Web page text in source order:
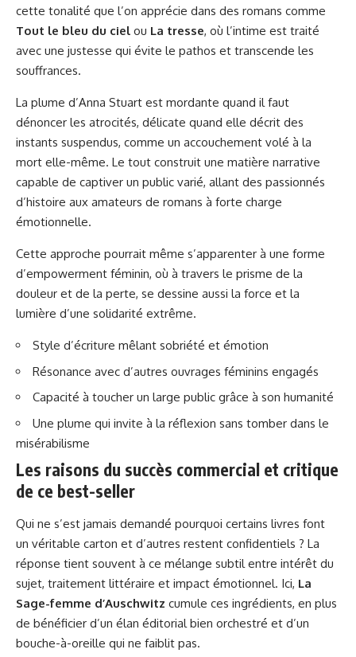
cette tonalité que l’on apprécie dans des romans comme
Tout le bleu du ciel ou La tresse, où l’intime est traité
avec une justesse qui évite le pathos et transcende les
souffrances.
La plume d’Anna Stuart est mordante quand il faut
dénoncer les atrocités, délicate quand elle décrit des
instants suspendus, comme un accouchement volé à la
mort elle-même. Le tout construit une matière narrative
capable de captiver un public varié, allant des passionnés
d’histoire aux amateurs de romans à forte charge
émotionnelle.
Cette approche pourrait même s’apparenter à une forme
d’empowerment féminin, où à travers le prisme de la
douleur et de la perte, se dessine aussi la force et la
lumière d’une solidarité extrême.
Style d’écriture mêlant sobriété et émotion
Résonance avec d’autres ouvrages féminins engagés
Capacité à toucher un large public grâce à son humanité
Une plume qui invite à la réflexion sans tomber dans le
misérabilisme
Les raisons du succès commercial et critique
de ce best-seller
Qui ne s’est jamais demandé pourquoi certains livres font
un véritable carton et d’autres restent confidentiels ? La
réponse tient souvent à ce mélange subtil entre intérêt du
sujet, traitement littéraire et impact émotionnel. Ici, La
Sage-femme d’Auschwitz cumule ces ingrédients, en plus
de bénéficier d’un élan éditorial bien orchestré et d’un
bouche-à-oreille qui ne faiblit pas.